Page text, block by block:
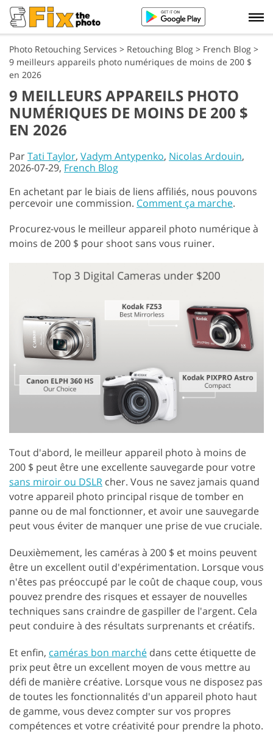
Photo Retouching Services > Retouching Blog > French Blog >
9 meilleurs appareils photo numériques de moins de 200 $
en 2026
9 MEILLEURS APPAREILS PHOTO
NUMÉRIQUES DE MOINS DE 200 $
EN 2026
ParTati Taylor, Vadym Antypenko, Nicolas Ardouin,
2026-07-29, French Blog
En achetant par le biais de liens affiliés, nous pouvons
percevoir une commission. Comment ça marche.
Procurez-vous le meilleur appareil photo numérique à
moins de 200 $ pour shoot sans vous ruiner.
Tout d'abord, le meilleur appareil photo à moins de
200 $ peut être une excellente sauvegarde pour votre
sans miroir ou DSLR cher. Vous ne savez jamais quand
votre appareil photo principal risque de tomber en
panne ou de mal fonctionner, et avoir une sauvegarde
peut vous éviter de manquer une prise de vue cruciale.
Deuxièmement, les caméras à 200 $ et moins peuvent
être un excellent outil d'expérimentation. Lorsque vous
n'êtes pas préoccupé par le coût de chaque coup, vous
pouvez prendre des risques et essayer de nouvelles
techniques sans craindre de gaspiller de l'argent. Cela
peut conduire à des résultats surprenants et créatifs.
Et enfin, caméras bon marché dans cette étiquette de
prix peut être un excellent moyen de vous mettre au
défi de manière créative. Lorsque vous ne disposez pas
de toutes les fonctionnalités d'un appareil photo haut
de gamme, vous devez compter sur vos propres
compétences et votre créativité pour prendre la photo.